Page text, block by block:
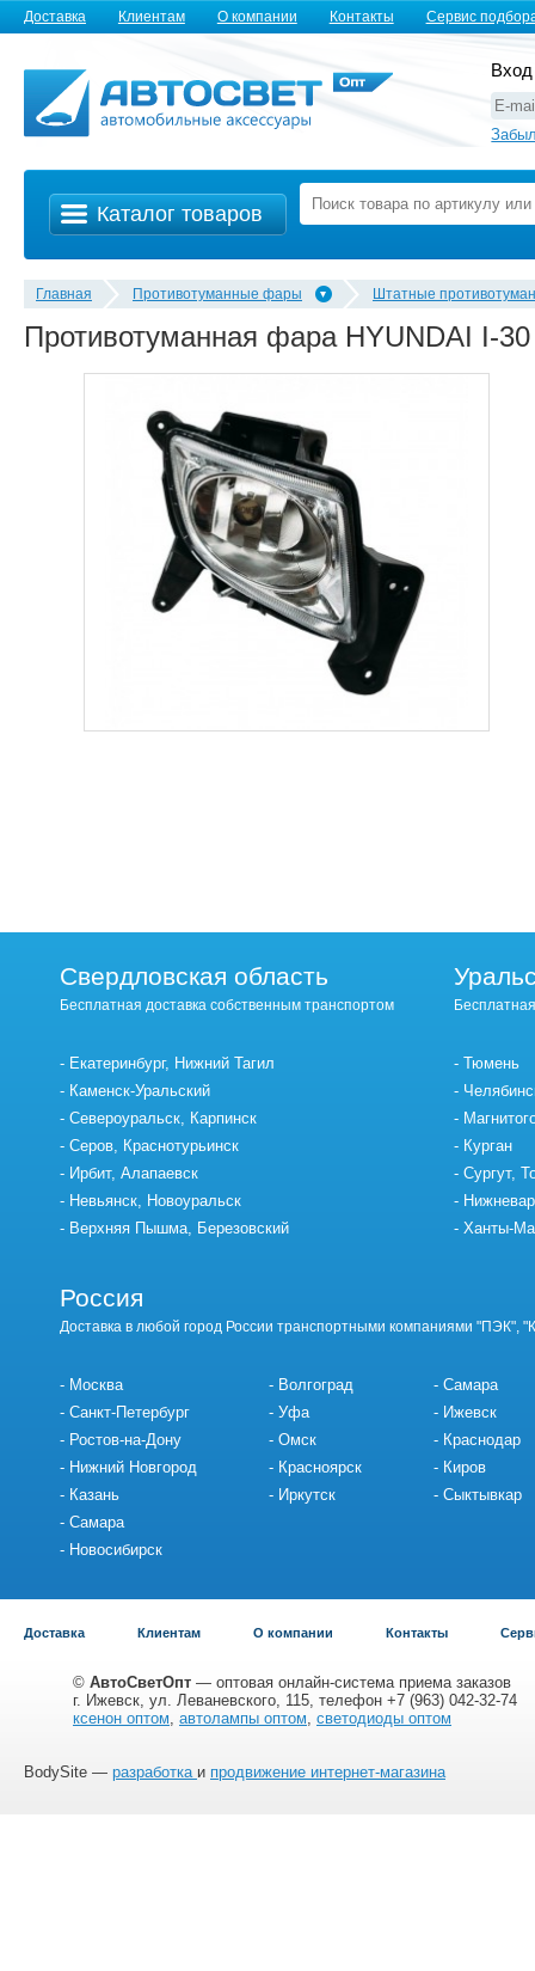
Доставка Клиентам О компании Контакты Сервис
Каталог товаров
Главная Противотуманные фары Штатные
Противотуманная фара HYUNDAI I-
Свердловская область
Бесплатная доставка собственным транспортом
Екатеринбург, Нижний Тагил
Каменск-Уральский
Североуральск, Карпинск
Серов, Краснотурьинск
Ирбит, Алапаевск
Невьянск, Новоуральск
Верхняя Пышма, Березовский
Тюмень
Курган
Сургут,
Ханты-
Россия
Доставка в любой город России транспортными компаниями "ПЭК",
Москва
Санкт-Петербург
Ростов-на-Дону
Нижний Новгород
Казань
Самара
Новосибирск
Волгоград
Уфа
Омск
Красноярск
Иркутск
Самара
Ижевск
Краснодар
Киров
Сыктывкар
Доставка Клиентам О компании Контакты
© АвтоСветОпт — оптовая онлайн-система приема заказов
г. Ижевск, ул. Леваневского, 115, телефон +7 (963) 042-32-74
ксенон оптом, автолампы оптом, светодиоды оптом
BodySite — разработка и продвижение интернет-магазина